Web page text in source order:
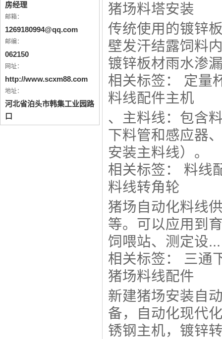
房经理
邮箱：
1269180994@qq.com
邮编：
062150
网址：
http://www.scxm88.com
地址：
河北省泊头市韩集工业园路
口
猪场料塔安装
传统使用的镀锌
壁发汗结露饲料
镀锌板材雨水渗
相关标签：
定量
料线配件主机
、主料线：包含
下料管和感应器
安装主料线）。
相关标签：
料线
料线转角轮
猪场自动化料线
等。可以应用到
饲喂站、测定设...
相关标签：
三通
猪场料线配件
新建猪场安装自
备，自动化现代
锈钢主机，镀锌